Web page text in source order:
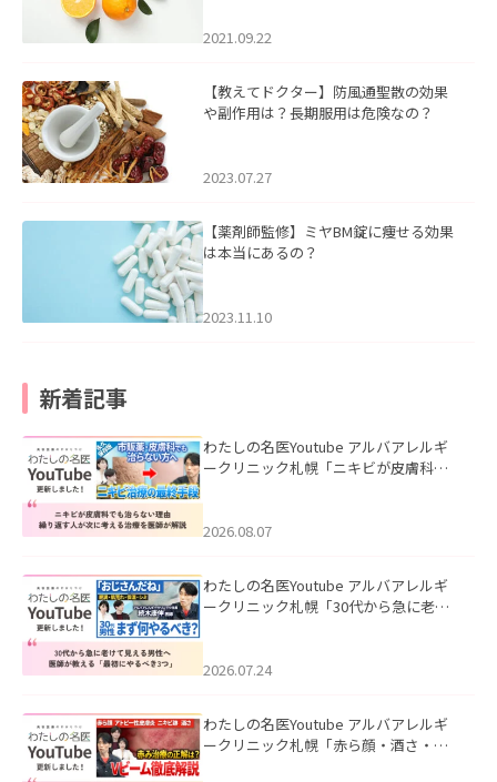
2021.09.22
【教えてドクター】防風通聖散の効果
や副作用は？長期服用は危険なの？
2023.07.27
【薬剤師監修】ミヤBM錠に痩せる効果
は本当にあるの？
2023.11.10
新着記事
わたしの名医Youtube アルバアレルギ
ークリニック札幌「ニキビが皮膚科で
ました。
2026.08.07
わたしの名医Youtube アルバアレルギ
ークリニック札幌「30代から急に老け
た。
2026.07.24
わたしの名医Youtube アルバアレルギ
ークリニック札幌「赤ら顔・酒さ・ニ